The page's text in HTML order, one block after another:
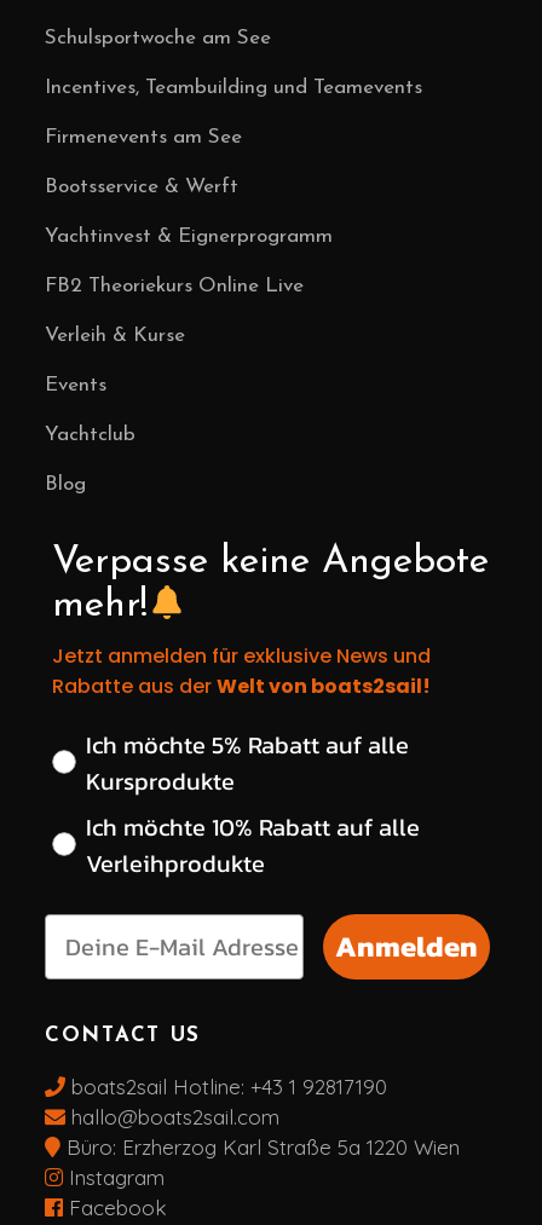
Schulsportwoche am See
Incentives, Teambuilding und Teamevents
Firmenevents am See
Bootsservice & Werft
Yachtinvest & Eignerprogramm
FB2 Theoriekurs Online Live
Verleih & Kurse
Events
Yachtclub
Blog
Verpasse keine Angebote
mehr!
Jetzt anmelden für exklusive News und
Rabatte aus derWelt von boats2sail!
Wähle deinen gewünschten Rabatt
Ich möchte 5% Rabatt auf alle
Kursprodukte
Ich möchte 10% Rabatt auf alle
Verleihprodukte
Anmelden
CONTACT US
boats2sail Hotline: +43 1 92817190
hallo@boats2sail.com
Büro: Erzherzog Karl Straße 5a 1220 Wien
Instagram
Facebook